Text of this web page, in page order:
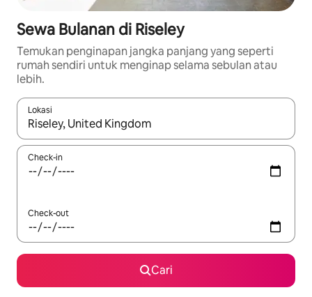
Sewa Bulanan di Riseley
Temukan penginapan jangka panjang yang seperti
rumah sendiri untuk menginap selama sebulan atau
lebih.
Lokasi
Jika hasil yang dicari tersedia, telusuri dengan tombol panah
Check-in
Check-out
Cari